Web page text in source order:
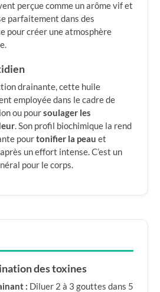
perçue comme un arôme vif et
parfaitement dans des
pour créer une atmosphère
drainante, cette huile
employée dans le cadre de
ou poursoulager les
. Son profil biochimique la rend
pourtonifier la peau et
après un effort intense. C’est un
pour le corps.
des toxines
: Diluer 2 à 3 gouttes dans 5